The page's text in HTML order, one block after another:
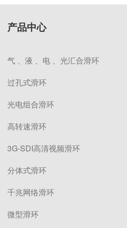
产品中心
气 、液 、电 、光汇合滑环
过孔式滑环
光电组合滑环
高转速滑环
3G-SDI高清视频滑环
分体式滑环
千兆网络滑环
微型滑环